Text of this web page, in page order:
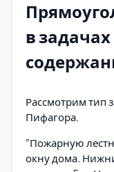
в
Рассмотрим тип
Пифагора.
"Пожарную
окну дома.